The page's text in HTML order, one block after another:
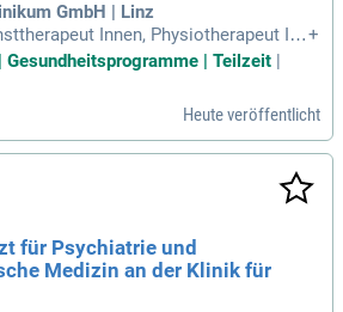
GmbH | Linz
Innen, Physiotherapeut Inn
sowie Pflegepersonal; aktive Vernet
und externen Behandler Innen.
+
| Teilzeit
Heute veröffentlicht
für Psychiatrie und
Medizin an der Klinik für